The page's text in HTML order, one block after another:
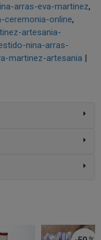
arras-eva-martinez
ceremonia-online
artesania-
nina-arras-
martinez-artesania |